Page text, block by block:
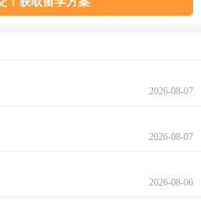
2026-08-07
2026-08-07
2026-08-06